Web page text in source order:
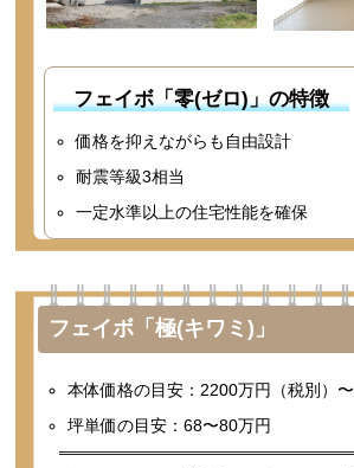
フェイボ「零(ゼロ)」の特徴
価格を抑えながらも自由設計
耐震等級3相当
一定水準以上の住宅性能を確保
フェイボ「極(キワミ)」
本体価格の目安：2200万円（税別）〜
坪単価の目安：68〜80万円